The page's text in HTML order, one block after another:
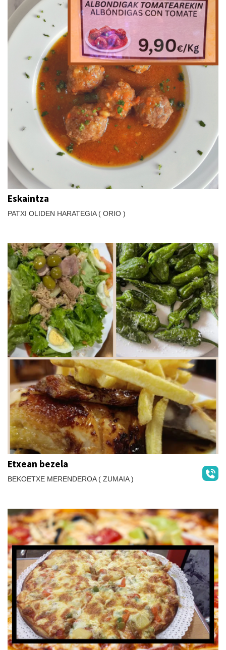
Eskaintza
PATXI OLIDEN HARATEGIA ( ORIO )
Etxean bezela
BEKOETXE MERENDEROA ( ZUMAIA )